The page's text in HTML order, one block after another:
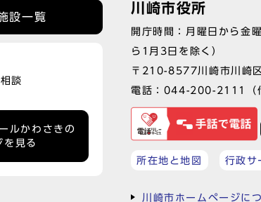
設一覧
談
ルかわさきの
を見る
川崎市役所
開庁時間：月曜日から金
ら1月3日を除く）
〒210-8577川崎市川崎
電話： 044-200-2111
所在地と地図 行政サ
川崎市ホームページに